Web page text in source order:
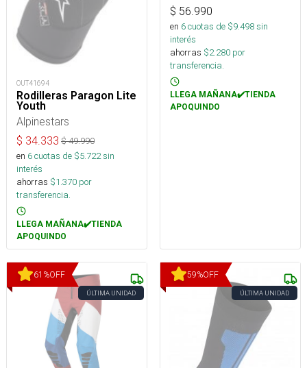
OUT41694
Rodilleras Paragon Lite
Youth
Alpinestars
$ 34.333 $49.990
en 6cuotas de $5.722sin
interés
ahorras $1.370 por
transferencia.
LLEGA MAÑANA✔️TIENDA
APOQUINDO
$ 56.990
en 6cuotas de $9.498sin
interés
ahorras $2.280 por
transferencia.
LLEGA MAÑANA✔️TIENDA
APOQUINDO
61 %OFF
ÚLTIMA UNIDAD
59%OFF
ÚLTIMA UNIDAD